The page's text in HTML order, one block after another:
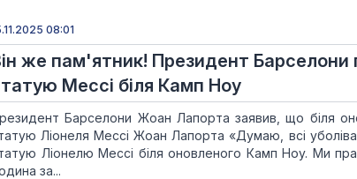
08:01
же пам'ятник! Президент Барселони
Мессі біля Камп Ноу
Барселони Жоан Лапорта заявив, що біля
Ліонеля Мессі Жоан Лапорта «Думаю, всі
Ліонелю Мессі біля оновленого Камп Ноу. Ми
за...